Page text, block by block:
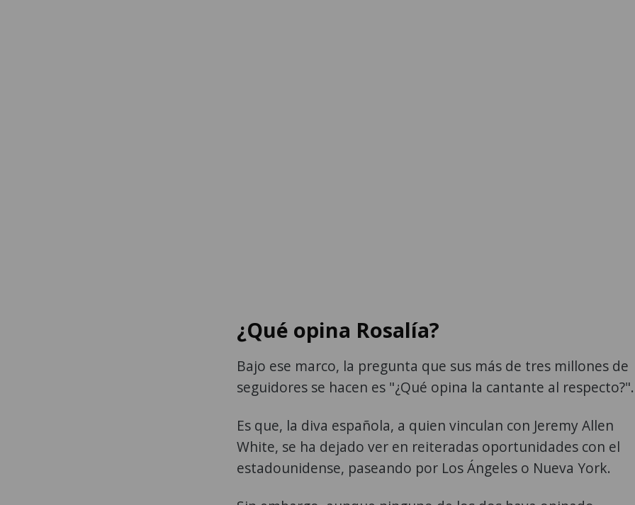
¿Qué opina Rosalía?
Bajo ese marco, la pregunta que sus más de tres millones de
seguidores se hacen es "¿Qué opina la cantante al respecto?".
Es que, la diva española, a quien vinculan con Jeremy Allen
White, se ha dejado ver en reiteradas oportunidades con el
estadounidense, paseando por Los Ángeles o Nueva York.